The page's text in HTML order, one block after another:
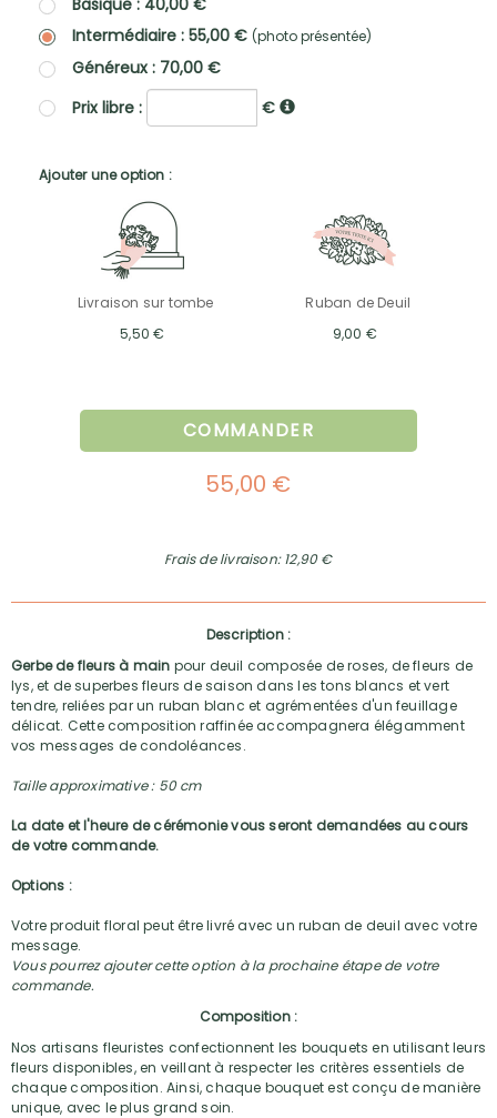
Basique : 40,00 €
Intermédiaire : 55,00 € (photo présentée)
Généreux : 70,00 €
Prix libre :
€
Ajouter une option :
Livraison sur tombe
5,50 €
Ruban de Deuil
9,00 €
COMMANDER
55,00 €
Frais de livraison: 12,90 €
Description :
Gerbe de fleurs à main pour deuil composée de roses, de fleurs de
lys, et de superbes fleurs de saison dans les tons blancs et vert
tendre, reliées par un ruban blanc et agrémentées d'un feuillage
délicat. Cette composition raffinée accompagnera élégamment
vos messages de condoléances.
Taille approximative : 50 cm
La date et l'heure de cérémonie vous seront demandées au cours
de votre commande.
Options :
Votre produit floral peut être livré avec un ruban de deuil avec votre
message.
Vous pourrez ajouter cette option à la prochaine étape de votre
commande.
Composition :
Nos artisans fleuristes confectionnent les bouquets en utilisant leurs
fleurs disponibles, en veillant à respecter les critères essentiels de
chaque composition. Ainsi, chaque bouquet est conçu de manière
unique, avec le plus grand soin.